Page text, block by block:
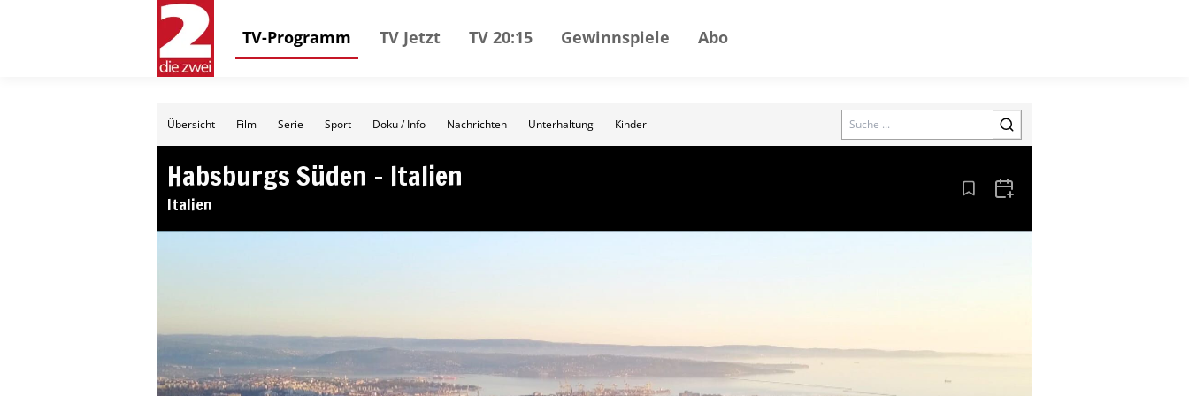
TV-Programm TV Jetzt TV 20:15 Gewinnspiele Abo
Übersicht Film Serie Sport Doku / Info Nachrichten Unterhaltung Kinder Search
Habsburgs Süden – Italien
Italien Aus den Lesezeichen entfernen
Zum Kalender hinzufügen